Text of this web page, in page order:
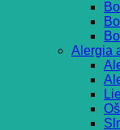
Alergia